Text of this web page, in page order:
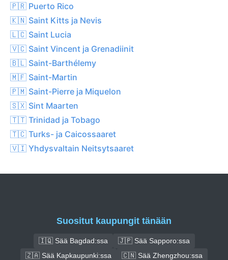
🇵🇷 Puerto Rico
🇰🇳 Saint Kitts ja Nevis
🇱🇨 Saint Lucia
🇻🇨 Saint Vincent ja Grenadiinit
🇧🇱 Saint-Barthélemy
🇲🇫 Saint-Martin
🇵🇲 Saint-Pierre ja Miquelon
🇸🇽 Sint Maarten
🇹🇹 Trinidad ja Tobago
🇹🇨 Turks- ja Caicossaaret
🇻🇮 Yhdysvaltain Neitsytsaaret
Suositut kaupungit tänään
🇮🇶 Sää Bagdad:ssa
🇯🇵 Sää Sapporo:ssa
🇿🇦 Sää Kapkaupunki:ssa
🇨🇳 Sää Zhengzhou:ssa